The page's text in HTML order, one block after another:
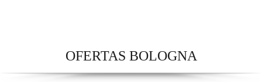
OFERTAS BOLOGNA